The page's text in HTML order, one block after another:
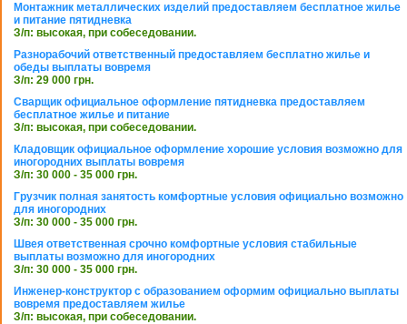
Монтажник металлических изделий предоставляем бесплатное жилье
и питание пятидневка
З/п: высокая, при собеседовании.
Разнорабочий ответственный предоставляем бесплатно жилье и
обеды выплаты вовремя
З/п: 29 000 грн.
Сварщик официальное оформление пятидневка предоставляем
бесплатное жилье и питание
З/п: высокая, при собеседовании.
Кладовщик официальное оформление хорошие условия возможно для
иногородних выплаты вовремя
З/п: 30 000 - 35 000 грн.
Грузчик полная занятость комфортные условия официально возможно
для иногородних
З/п: 30 000 - 35 000 грн.
Швея ответственная срочно комфортные условия стабильные
выплаты возможно для иногородних
З/п: 30 000 - 35 000 грн.
Инженер-конструктор с образованием оформим официально выплаты
вовремя предоставляем жилье
З/п: высокая, при собеседовании.